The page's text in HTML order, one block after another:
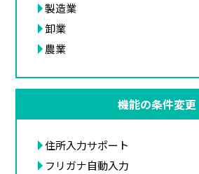
製造業
卸業
農業
機能の条件変更
住所入力サポート
フリガナ自動入力